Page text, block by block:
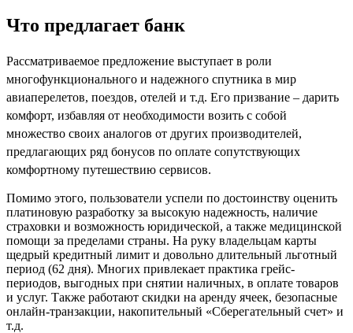
Что предлагает банк
Рассматриваемое предложение выступает в роли
многофункционального и надежного спутника в мир
авиаперелетов, поездов, отелей и т.д. Его призвание – дарить
комфорт, избавляя от необходимости возить с собой
множество своих аналогов от других производителей,
предлагающих ряд бонусов по оплате сопутствующих
комфортному путешествию сервисов.
Помимо этого, пользователи успели по достоинству оценить
платиновую разработку за высокую надежность, наличие
страховки и возможность юридической, а также медицинской
помощи за пределами страны. На руку владельцам карты
щедрый кредитный лимит и довольно длительный льготный
период (62 дня). Многих привлекает практика грейс-
периодов, выгодных при снятии наличных, в оплате товаров
и услуг. Также работают скидки на аренду ячеек, безопасные
онлайн-транзакции, накопительный «Сберегательный счет» и
т.д.